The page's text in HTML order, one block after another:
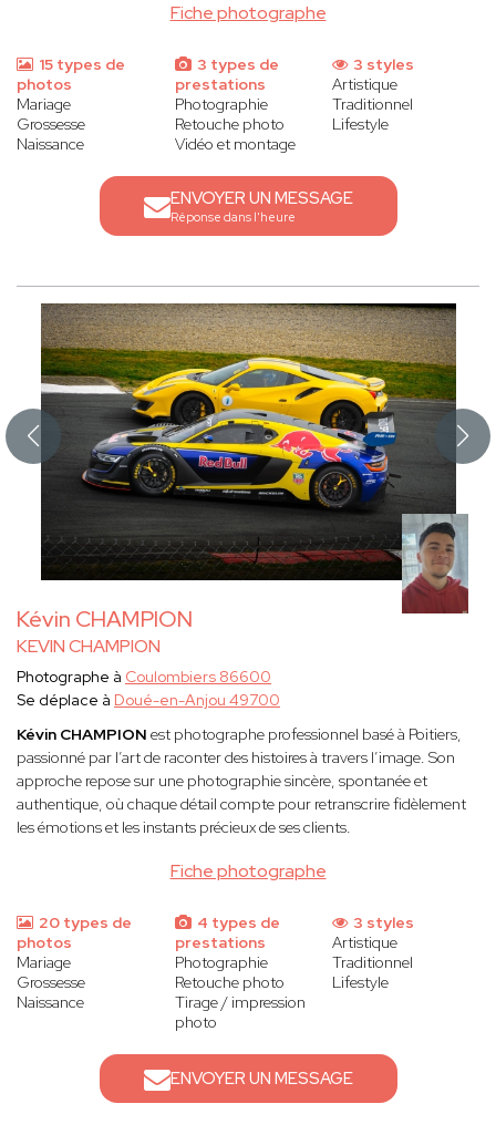
Fiche photographe
15 types de
photos
Mariage
Grossesse
Naissance
3 types de
prestations
Photographie
Retouche photo
Vidéo et montage
3 styles
Artistique
Traditionnel
Lifestyle
ENVOYER UN MESSAGE
Réponse dans l'heure
Kévin CHAMPION
KEVIN CHAMPION
Fiche photographe
Photographe à Coulombiers 86600
Se déplace à Doué-en-Anjou 49700
Kévin CHAMPION est photographe professionnel basé à Poitiers,
passionné par l’art de raconter des histoires à travers l’image. Son
approche repose sur une photographie sincère, spontanée et
authentique, où chaque détail compte pour retranscrire fidèlement
les émotions et les instants précieux de ses clients.
20 types de
photos
Mariage
Grossesse
Naissance
4 types de
prestations
Photographie
Retouche photo
Tirage / impression
photo
3 styles
Artistique
Traditionnel
Lifestyle
ENVOYER UN MESSAGE